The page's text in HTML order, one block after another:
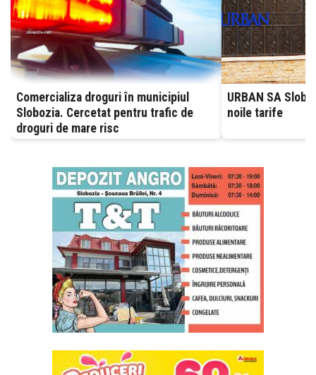
Comercializa droguri în municipiul
Slobozia. Cercetat pentru trafic de
droguri de mare risc
URBAN SA
noile tarife